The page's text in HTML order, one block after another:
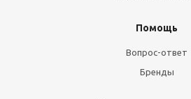
Помощь
Вопрос-ответ
Бренды